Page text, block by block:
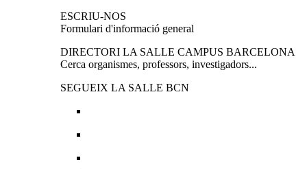
ESCRIU-NOS
Formulari d'informació general
DIRECTORI LA SALLE CAMPUS BARCELONA
Cerca organismes, professors, investigadors...
SEGUEIX LA SALLE BCN